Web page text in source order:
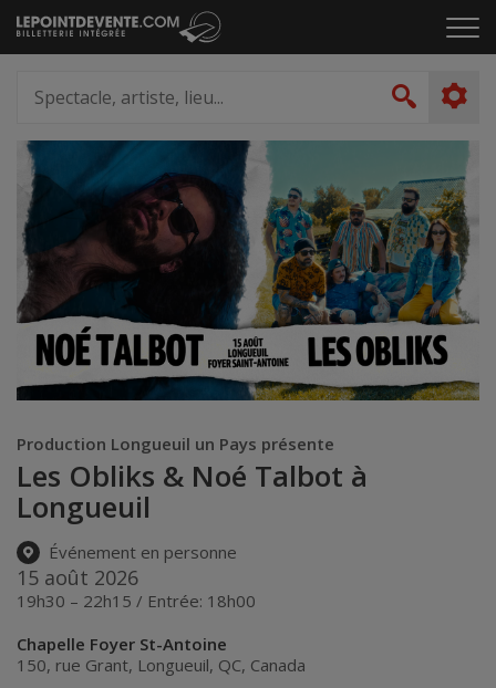
Passer
au
le
artiste,
lieu...
Production Longueuil un Pays présente
Les Obliks & Noé Talbot à
Longueuil
Événement en personne
15 août 2026
19h30 – 22h15 / Entrée: 18h00
Chapelle Foyer St-Antoine
150, rue Grant, Longueuil, QC, Canada